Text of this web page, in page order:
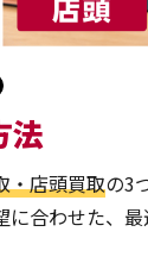
法
・店頭買取の3
に合わせた、